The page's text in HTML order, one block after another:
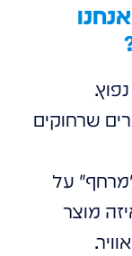
שרחוקים
על
מוצר